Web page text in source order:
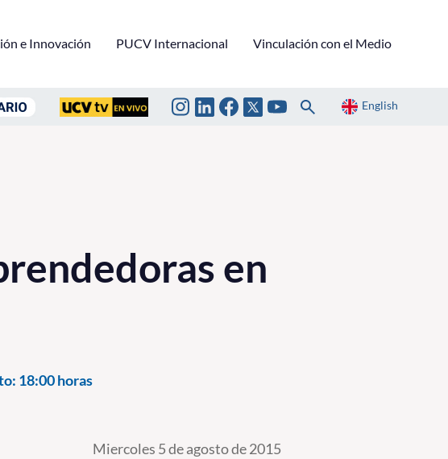
e Innovación PUCV Internacional Vinculación con el Medio
English
en
18:00 horas
Miercoles 5 de agosto de 2015